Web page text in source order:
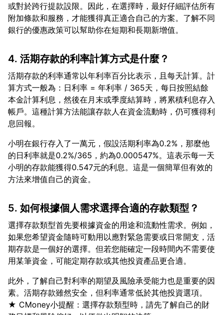
或對於跨行提款設限。因此，在選擇時，最好仔細評估所有
附加條款和服務，才能獲得真正適合自己的方案。了解不同
4. 活期存款的利率計算方式是什麼？
活期存款的利率通常以年利率百分比表示，且每天計算。計
算方式一般為：日利率 = 年利率 / 365天，每日按照結餘
本金計算利息，然後在月末或季度結算時，將累積利息存入
帳戶。這種計算方法能讓存款人在資金流動時，仍可獲得利
小明在銀行存入了一萬元，假設活期利率為0.2%，那麼他
的日利率就是0.2%/365，約為0.000547%。這表示每一天
小明的存款能獲得0.547元的利息。這是一個簡單但有效的
5. 如何根據個人需求選擇合適的存款類型？
選擇存款類型首先要根據資金的用途和流動性需求。例如，
如果您希望資金隨時可動用以應對緊急需要或日常開支，活
期存款是一個好的選擇。但若您能確定一段時間內不需要使
此外，了解自己對利率的期望及風險承受能力也是重要的因
素。活期存款雖然安全，但利率通常低於其他投資選項。
★ CMoney小提醒：選擇存款類型時，請先了解自己的財